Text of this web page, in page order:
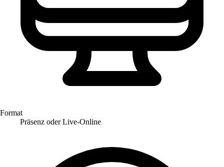
Format
Präsenz oder Live-Online